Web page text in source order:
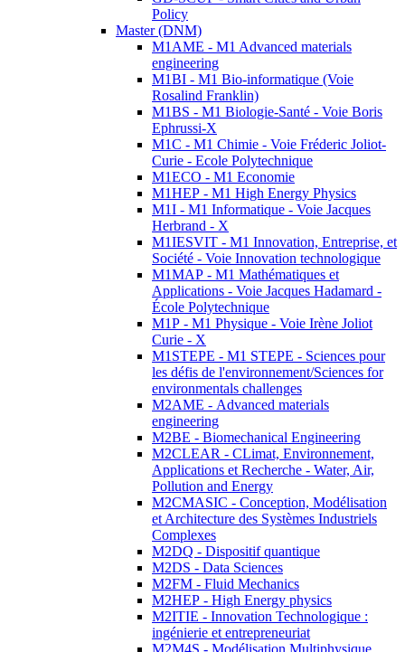
Policy
Master (DNM)
M1AME - M1 Advanced materials
engineering
M1BI - M1 Bio-informatique (Voie
Rosalind Franklin)
M1BS - M1 Biologie-Santé - Voie Boris
Ephrussi-X
M1C - M1 Chimie - Voie Fréderic Joliot-
Curie - Ecole Polytechnique
M1ECO - M1 Economie
M1HEP - M1 High Energy Physics
M1I - M1 Informatique - Voie Jacques
Herbrand - X
M1IESVIT - M1 Innovation, Entreprise, et
Société - Voie Innovation technologique
M1MAP - M1 Mathématiques et
Applications - Voie Jacques Hadamard -
École Polytechnique
M1P - M1 Physique - Voie Irène Joliot
Curie - X
M1STEPE - M1 STEPE - Sciences pour
les défis de l'environnement/Sciences for
environmentals challenges
M2AME - Advanced materials
engineering
M2BE - Biomechanical Engineering
M2CLEAR - CLimat, Environnement,
Applications et Recherche - Water, Air,
Pollution and Energy
M2CMASIC - Conception, Modélisation
et Architecture des Systèmes Industriels
Complexes
M2DQ - Dispositif quantique
M2DS - Data Sciences
M2FM - Fluid Mechanics
M2HEP - High Energy physics
M2ITIE - Innovation Technologique :
ingénierie et entrepreneuriat
M2M4S - Modélisation Multiphysique